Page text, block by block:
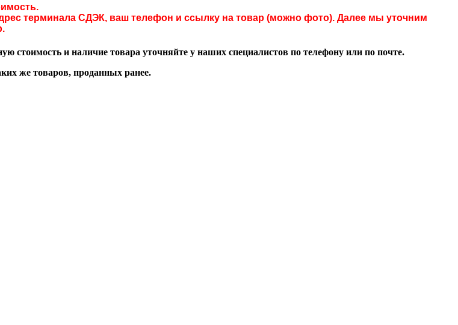
терминала СДЭК, ваш телефон и ссылку на товар (можно фото). Далее мы уточним
и наличие товара уточняйте у наших специалистов по телефону или по почте.
же товаров, проданных ранее.